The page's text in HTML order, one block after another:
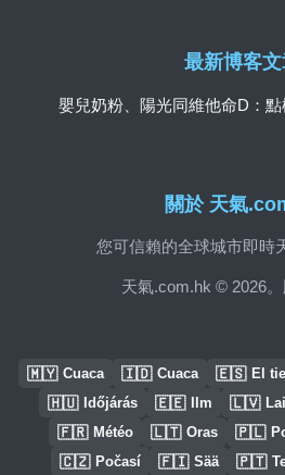
關於 天氣
您可信賴的全球城市即時
天氣.com.hk © 2026。
最新博客
嬰兒奶粉、陽光同維他命D：
🇲🇾 Cuaca 🇮🇩 Cuaca 🇪🇸 El
🇭🇺 Időjárás 🇪🇪 Ilm 🇱🇻
🇫🇷 Météo 🇱🇹 Oras 🇵🇱
🇨🇿 Počasí 🇫🇮 Sää 🇵🇹